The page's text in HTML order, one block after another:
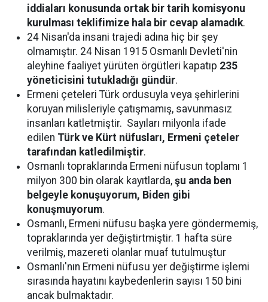
iddiaları konusunda ortak bir tarih komisyonu
kurulması teklifimize hala bir cevap alamadık.
24 Nisan'da insani trajedi adına hiç bir şey
olmamıştır. 24 Nisan 1915 Osmanlı Devleti'nin
aleyhine faaliyet yürüten örgütleri kapatıp 235
yöneticisini tutukladığı gündür.
Ermeni çeteleri Türk ordusuyla veya şehirlerini
koruyan milisleriyle çatışmamış, savunmasız
insanları katletmiştir. Sayıları milyonla ifade
edilen Türk ve Kürt nüfusları, Ermeni çeteler
tarafından katledilmiştir.
Osmanlı topraklarında Ermeni nüfusun toplamı 1
milyon 300 bin olarak kayıtlarda, şu anda ben
belgeyle konuşuyorum, Biden gibi
konuşmuyorum.
Osmanlı, Ermeni nüfusu başka yere göndermemiş,
topraklarında yer değiştirtmiştir. 1 hafta süre
verilmiş, mazereti olanlar muaf tutulmuştur
Osmanlı'nın Ermeni nüfusu yer değiştirme işlemi
sırasında hayatını kaybedenlerin sayısı 150 bini
ancak bulmaktadır.